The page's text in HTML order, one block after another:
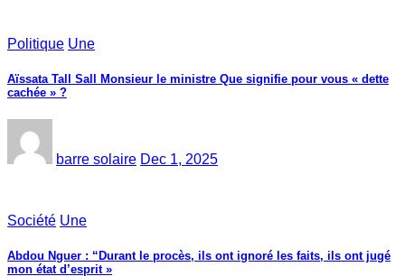
Politique Une
Aïssata Tall Sall Monsieur le ministre Que signifie pour vous « dette
cachée » ?
barre solaire Dec 1, 2025
Société Une
Abdou Nguer : “Durant le procès, ils ont ignoré les faits, ils ont jugé
mon état d’esprit »